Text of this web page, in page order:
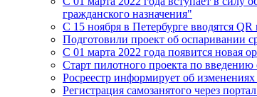
гражданского назначения"
С 15 ноября в Петербурге вводятся
Подготовили проект об оспаривании
С 01 марта 2022 года появится новая
Старт пилотного проекта по введению
Росреестр информирует об
Регистрация самозанятого через